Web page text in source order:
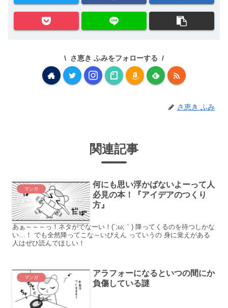
さ恵き ふみをフォローする
さ恵き ふみ
関連記事
マンガ
何にも思い浮かばないよーって人
必見の本！『アイデアのつくり
方』
あぁ～～～っ！ネタがでなーい！(´;ω;｀) 降ってくるのを待つしかな
い…！ でも全然降ってこな～いぴえん っていうの 身に覚えがある
人はぜひ読んでほしい！
マンガ
アラフォーになるといつの間にか
負傷している謎